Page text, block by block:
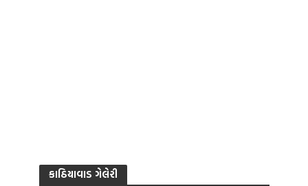
કાઠિયાવાડ ગેલેરી